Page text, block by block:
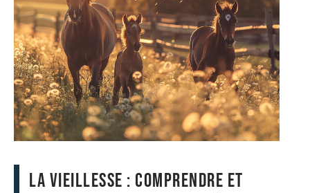
La vieillesse : comprendre et